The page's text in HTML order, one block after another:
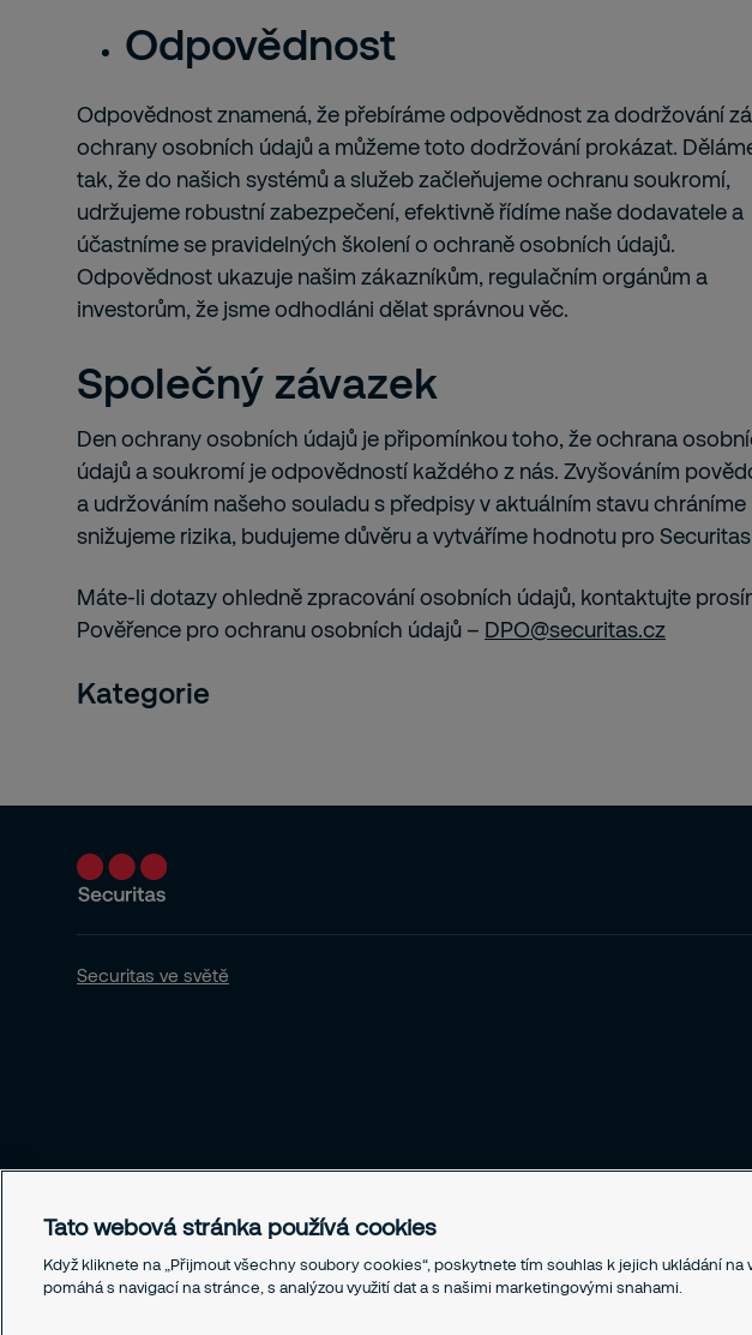
Odpovědnost
Odpovědnost znamená, že přebíráme odpovědnost za dodržování
ochrany osobních údajů a můžeme toto dodržování prokázat.
tak, že do našich systémů a služeb začleňujeme ochranu soukromí,
udržujeme robustní zabezpečení, efektivně řídíme naše dodavatele a
účastníme se pravidelných školení o ochraně osobních údajů.
Odpovědnost ukazuje našim zákazníkům, regulačním orgánům a
investorům, že jsme odhodláni dělat správnou věc.
Společný závazek
Den ochrany osobních údajů je připomínkou toho, že ochrana
údajů a soukromí je odpovědností každého z nás. Zvyšováním
a udržováním našeho souladu s předpisy v aktuálním stavu chráníme
snižujeme rizika, budujeme důvěru a vytváříme hodnotu pro
Máte-li dotazy ohledně zpracování osobních údajů, kontaktujte
Pověřence pro ochranu osobních údajů – DPO@securitas.cz
Kategorie
Securitas ve světě
Tato webová stránka používá cookies
Když kliknete na „Přijmout všechny soubory cookies“, poskytnete tím souhlas k jejich ukládání na
pomáhá s navigací na stránce, s analýzou využití dat a s našimi marketingovými snahami.